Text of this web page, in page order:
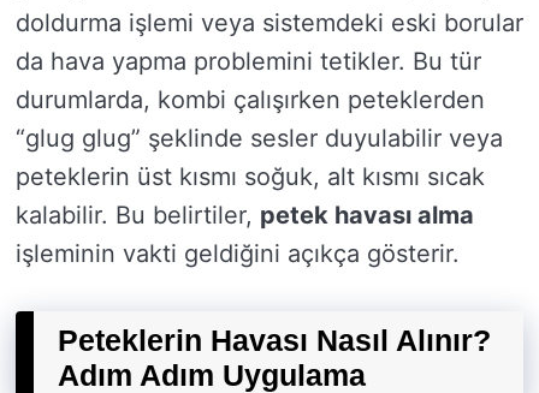
doldurma işlemi veya sistemdeki eski borular
da hava yapma problemini tetikler. Bu tür
durumlarda, kombi çalışırken peteklerden
“glug glug” şeklinde sesler duyulabilir veya
peteklerin üst kısmı soğuk, alt kısmı sıcak
kalabilir. Bu belirtiler, petek havası alma
işleminin vakti geldiğini açıkça gösterir.
Peteklerin Havası Nasıl Alınır?
Adım Adım Uygulama